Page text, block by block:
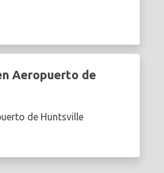
Aeropuerto de
de Huntsville